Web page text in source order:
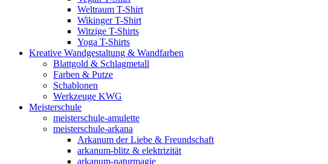
Weltraum T-Shirt
Wikinger T-Shirt
Witzige T-Shirts
Yoga T-Shirts
Kreative Wandgestaltung & Wandfarben
Blattgold & Schlagmetall
Farben & Putze
Schablonen
Werkzeuge KWG
Meisterschule
meisterschule-amulette
meisterschule-arkana
Arkanum der Liebe & Freundschaft
arkanum-blitz & elektrizität
arkanum-naturmagie